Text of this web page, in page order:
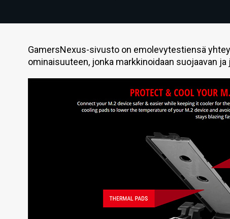
GamersNexus-sivusto on emolevytestiensä
ominaisuuteen, jonka markkinoidaan suojaavan